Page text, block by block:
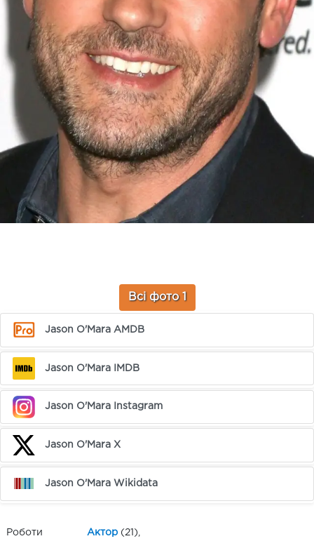
Всі фото 1
Jason O'Mara AMDB
Jason O'Mara IMDB
Jason O'Mara Instagram
Jason O'Mara X
Jason O'Mara Wikidata
Роботи Актор (21),